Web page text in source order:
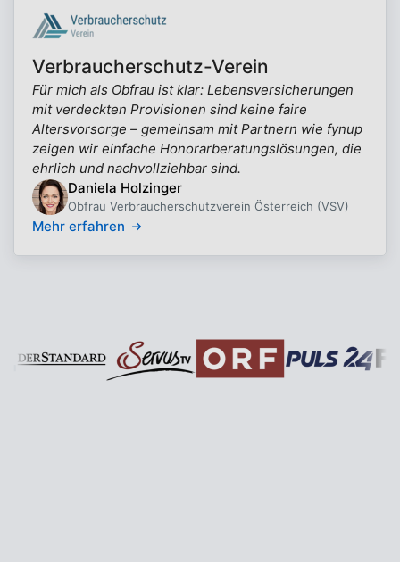
Verbraucherschutz-Verein
Für mich als Obfrau ist klar: Lebensversicherungen
mit verdeckten Provisionen sind keine faire
Altersvorsorge – gemeinsam mit Partnern wie fynup
zeigen wir einfache Honorarberatungslösungen, die
ehrlich und nachvollziehbar sind.
Daniela Holzinger
Obfrau Verbraucherschutzverein Österreich (VSV)
Mehr erfahren